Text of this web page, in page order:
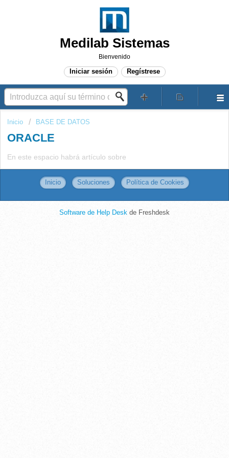
Medilab Sistemas
Bienvenido
Iniciar sesión Regístrese
Inicio BASE DE DATOS
ORACLE
En este espacio habrá artículo sobre
Inicio Soluciones Política de Cookies
Software de Help Desk de Freshdesk